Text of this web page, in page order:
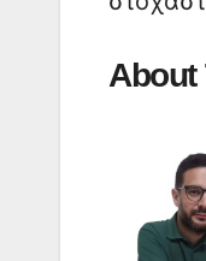
About